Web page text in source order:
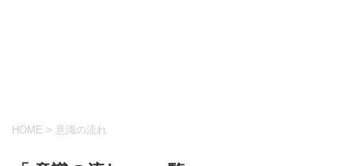
HOME > 意識の流れ